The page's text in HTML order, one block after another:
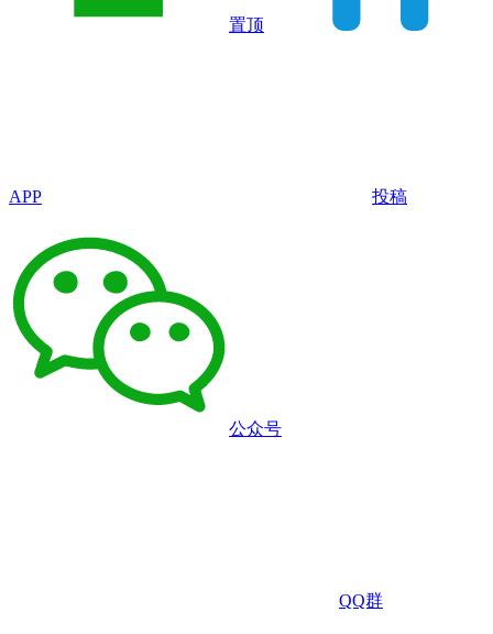
置顶
APP 投稿
公众号
QQ群